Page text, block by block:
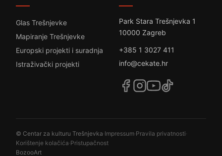
Glas Trešnjevke
Mapiranje Trešnjevke
Europski projekti i suradnja
Istraživački projekti
Park Stara Trešnjevka 1
10000 Zagreb
+385 1 3027 411
info@cekate.hr
© Centar za kulturu Trešnjevka·Impressum·Pravila privatnosti·
Korištenje kolačića·Pristupačnost
BozooArt